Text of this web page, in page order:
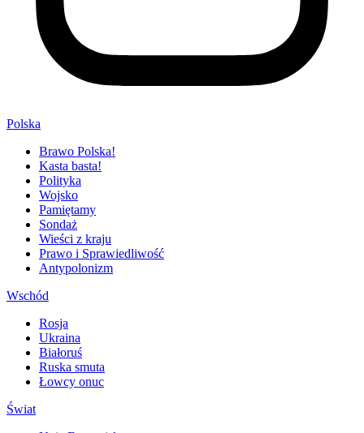
Polska
Brawo Polska!
Kasta basta!
Polityka
Wojsko
Pamiętamy
Sondaż
Wieści z kraju
Prawo i Sprawiedliwość
Antypolonizm
Wschód
Rosja
Ukraina
Białoruś
Ruska smuta
Łowcy onuc
Świat